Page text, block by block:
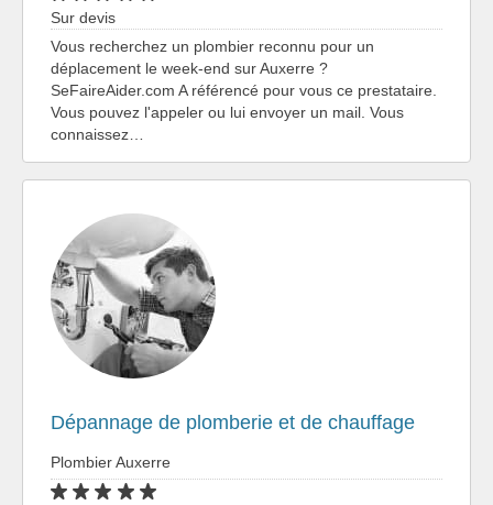
Sur devis
Vous recherchez un plombier reconnu pour un
déplacement le week-end sur Auxerre ?
SeFaireAider.com A référencé pour vous ce prestataire.
Vous pouvez l'appeler ou lui envoyer un mail. Vous
connaissez…
Dépannage de plomberie et de chauffage
Plombier Auxerre